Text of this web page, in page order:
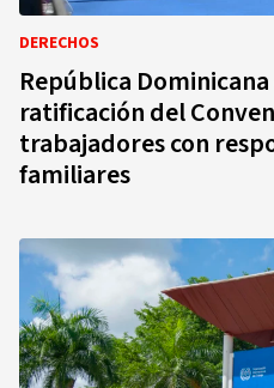
DERECHOS
República
ratificación del
trabajadores con
familiares